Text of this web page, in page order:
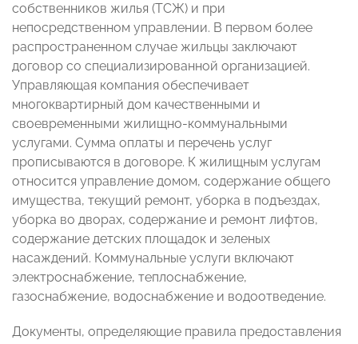
собственников жилья (ТСЖ) и при
непосредственном управлении. В первом более
распространенном случае жильцы заключают
договор со специализированной организацией.
Управляющая компания обеспечивает
многоквартирный дом качественными и
своевременными жилищно-коммунальными
услугами. Сумма оплаты и перечень услуг
прописываются в договоре. К жилищным услугам
относится управление домом, содержание общего
имущества, текущий ремонт, уборка в подъездах,
уборка во дворах, содержание и ремонт лифтов,
содержание детских площадок и зеленых
насаждений. Коммунальные услуги включают
электроснабжение, теплоснабжение,
газоснабжение, водоснабжение и водоотведение.
Документы, определяющие правила предоставления